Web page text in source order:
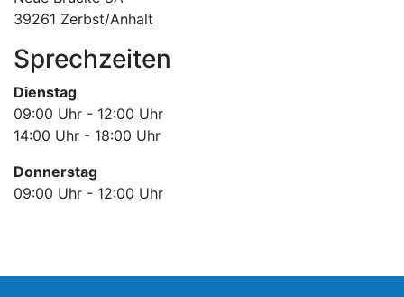
39261 Zerbst/Anhalt
Sprechzeiten
Dienstag
09:00 Uhr - 12:00 Uhr
14:00 Uhr - 18:00 Uhr
Donnerstag
09:00 Uhr - 12:00 Uhr